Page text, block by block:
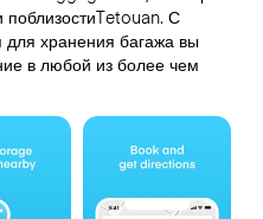
поблизостиTetouan. С
хранения багажа вы
в любой из более чем